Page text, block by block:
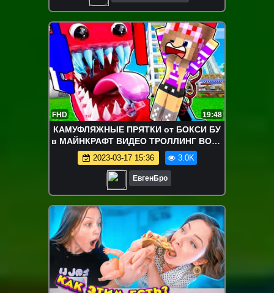
FHD 19:48
КАМУФЛЯЖНЫЕ ПРЯТКИ от БОКСИ БУ
в МАЙНКРАФТ ВИДЕО ТРОЛЛИНГ BOXY
BOO MINECRAFT
2023-03-17 15:36 3.0K
ЕвгенБро